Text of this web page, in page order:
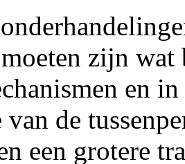
zijn wat
en
de
een grotere